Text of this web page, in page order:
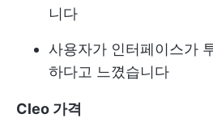
니다
사용자가 인터페이스가
하다고 느꼈습니다
Cleo 가격